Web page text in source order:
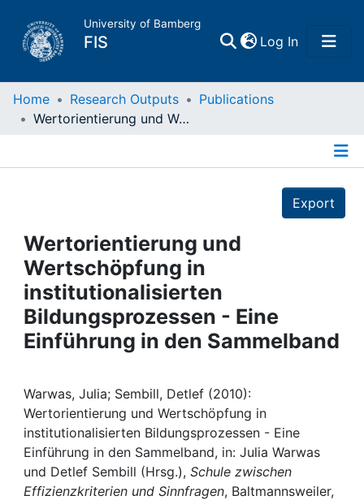
University of Bamberg
FIS Log In(current)
Home
Projects
People
Institutions
My FIS
Help
Home Research Outputs
Publications
Wertorientierung und Wertschöpfung in institutionalisierten Bildungsprozessen - Eine Einführung in den Sammelband
Export
Wertorientierung und
Wertschöpfung in
institutionalisierten
Bildungsprozessen - Eine
Einführung in den Sammelband
Warwas, Julia; Sembill, Detlef (2010):
Wertorientierung und Wertschöpfung in
institutionalisierten Bildungsprozessen - Eine
Einführung in den Sammelband, in: Julia Warwas
und Detlef Sembill (Hrsg.), Schule zwischen
Effizienzkriterien und Sinnfragen, Baltmannsweiler,